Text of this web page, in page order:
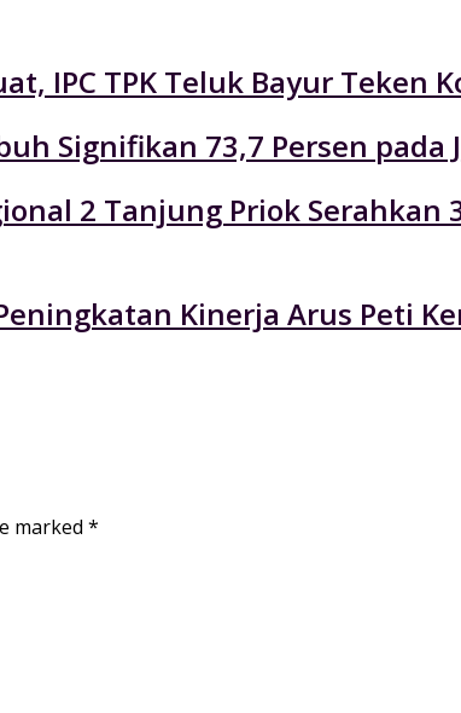
IPC TPK Teluk Bayur Teken
Signifikan 73,7 Persen pada
2 Tanjung Priok Serahkan
Kinerja Arus Peti
marked *